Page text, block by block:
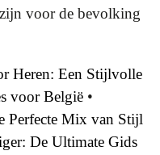
voor de bevolking
Heren: Een Stijlvolle
voor België •
Perfecte Mix van Stijl
De Ultimate Gids